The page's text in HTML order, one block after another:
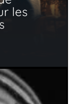
les